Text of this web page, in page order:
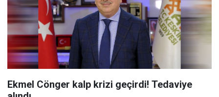
Ekmel Cönger kalp krizi geçirdi! Tedaviye